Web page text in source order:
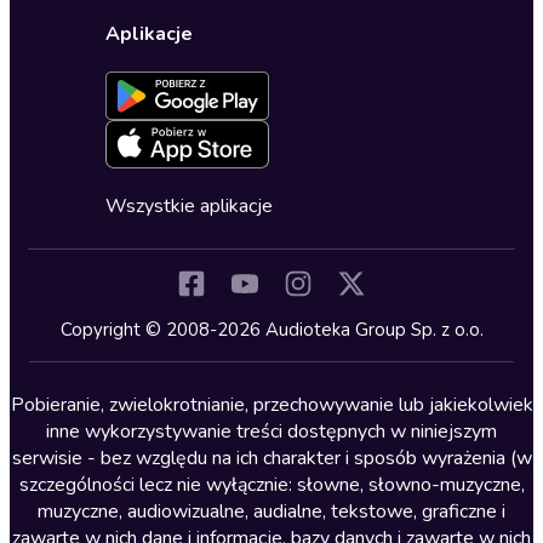
Dla młodzieży
Kryminały
Lektury szkolne
Literatura anglojęzyczna
Literatura faktu
Literatura obyczajowa
Literatura piękna obca
Ustawienia prywatności
Formularz zgłaszania nielegalnych treści
Deklaracja dostępności
Oferta dla firm i bibliotek
Dołącz do newslettera
Blog
Zapowiedzi
Cykle audiobooków
Aplikacje
Wszystkie aplikacje
Copyright © 2008-2026 Audioteka Group Sp. z o.o.
Pobieranie, zwielokrotnianie, przechowywanie lub jakiekolwiek
inne wykorzystywanie treści dostępnych w niniejszym
serwisie - bez względu na ich charakter i sposób wyrażenia (w
szczególności lecz nie wyłącznie: słowne, słowno-muzyczne,
muzyczne, audiowizualne, audialne, tekstowe, graficzne i